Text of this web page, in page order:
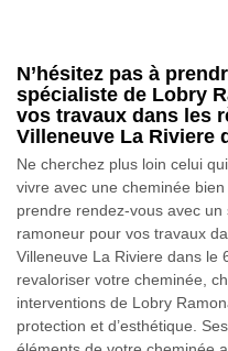
N’hésitez pas à
spécialiste de Lobry
vos travaux dans les
Villeneuve La Riviere
Ne cherchez plus loin celui
vivre avec une cheminée
prendre rendez-vous avec
ramoneur pour vos travaux
Villeneuve La Riviere dans le
revaloriser votre cheminée,
interventions de Lobry
protection et d’esthétique.